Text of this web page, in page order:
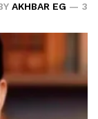
AKHBAR EG 3 أيام AGO